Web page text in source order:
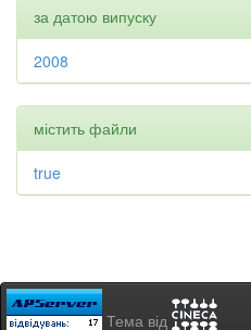
за датою випуску
2008
містить файли
true
Тема від